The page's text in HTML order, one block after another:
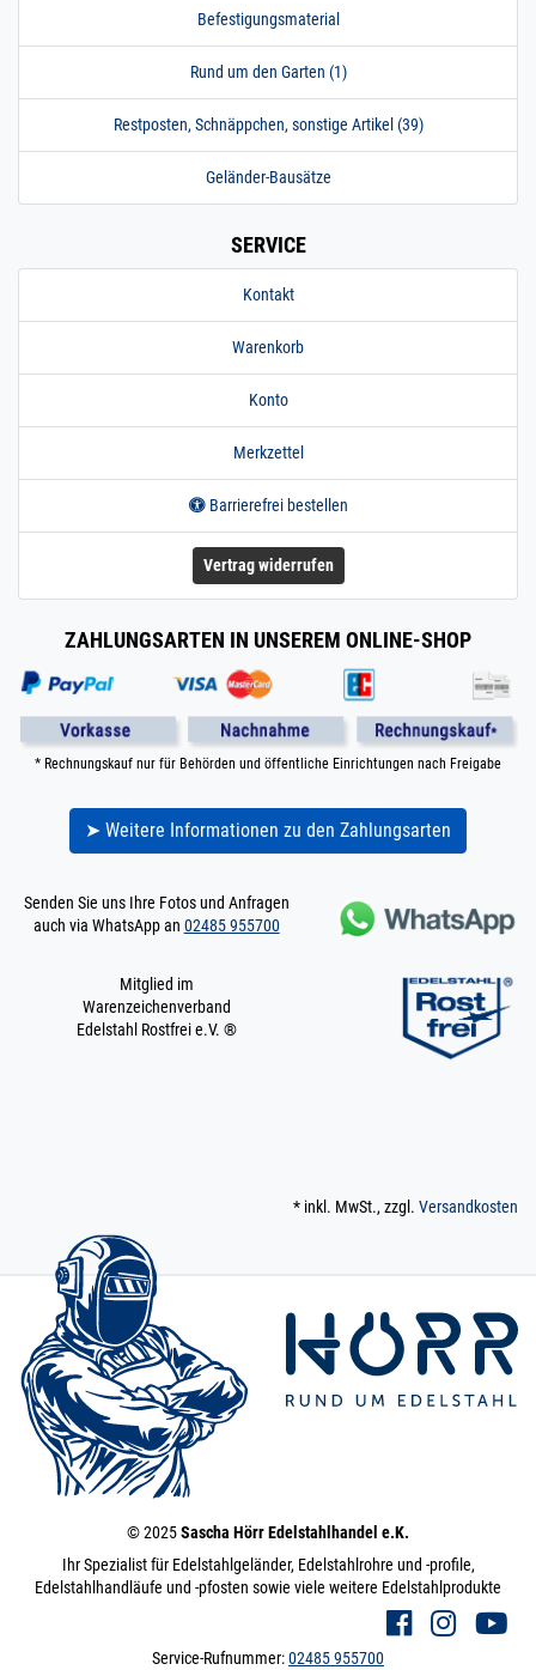
Befestigungsmaterial
Rund um den Garten (1)
Restposten, Schnäppchen, sonstige Artikel (39)
Geländer-Bausätze
SERVICE
Kontakt
Warenkorb
Konto
Merkzettel
Barrierefrei bestellen
Vertrag widerrufen
ZAHLUNGSARTEN IN UNSEREM ONLINE-SHOP
* Rechnungskauf nur für Behörden und öffentliche Einrichtungen nach Freigabe
➤ Weitere Informationen zu den Zahlungsarten
Senden Sie uns Ihre Fotos und Anfragen
auch via WhatsApp an 02485 955700
Mitglied im
Warenzeichenverband
Edelstahl Rostfrei e.V. ®
* inkl. MwSt., zzgl. Versandkosten
© 2025Sascha Hörr Edelstahlhandel e.K.
Ihr Spezialist für Edelstahlgeländer, Edelstahlrohre und -profile,
Edelstahlhandläufe und -pfosten sowie viele weitere Edelstahlprodukte
Service-Rufnummer:02485 955700